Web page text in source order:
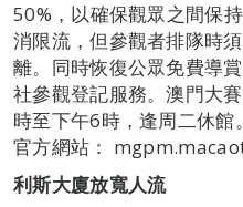
50%，以確保觀眾之間保
消限流，但參觀者排隊時
離。同時恢復公眾免費導
社參觀登記服務。澳門大
時至下午6時，逢周二休
官方網站：
利斯大廈放寬人流